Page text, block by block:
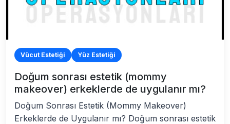
Vücut Estetiği Yüz Estetiği
Doğum sonrası estetik (mommy
makeover) erkeklerde de uygulanır mı?
Doğum Sonrası Estetik (Mommy Makeover)
Erkeklerde de Uygulanır mı? Doğum sonrası estetik